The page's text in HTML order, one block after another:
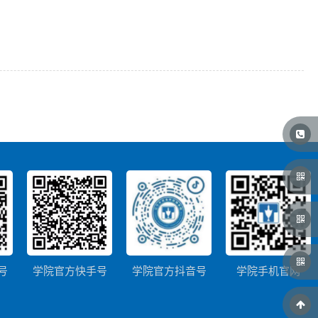
学院官方快手号 学院官方抖音号 学院手机官网